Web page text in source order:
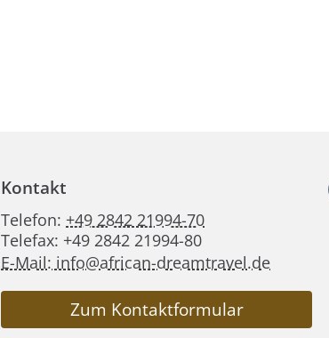
Kontakt
Telefon: +49 2842 21994-70
Telefax: +49 2842 21994-80
E-Mail: info@african-dreamtravel.de
Zum Kontaktformular